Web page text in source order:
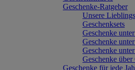
Geschenke-Ratgeber
Unsere
Geschenksets
Geschenke
Geschenke
Geschenke
Geschenke über
Geschenke für jede